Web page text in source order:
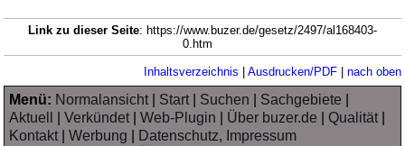
Link zu dieser Seite: https://www.buzer.de/gesetz/2497/al168403-
0.htm
Inhaltsverzeichnis | Ausdrucken/PDF| nach oben
Menü: Normalansicht| Start| Suchen Sachgebiete
Aktuell
|Verkündet|Web-Plugin Über buzer.de |Qualität|
Kontakt|Werbung
Datenschutz, Impressum